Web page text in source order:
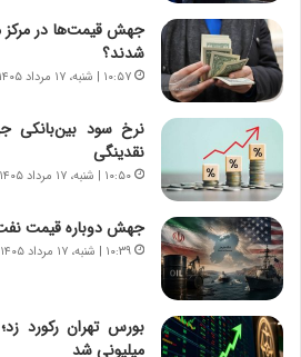
ن
ا
ت
ا
م
ر
جهش قیمت‌ها در مرکز
شدند؟
۱۰:۵۷ | شنبه، ۱۷ مرداد ۱۴۰۵
نرخ سود بین‌بانکی
نقدینگی
۱۰:۵۰ | شنبه، ۱۷ مرداد ۱۴۰۵
جهش دوباره قیمت نفت؛
۱۰:۳۹ | شنبه، ۱۷ مرداد ۱۴۰۵
میلیونی شد